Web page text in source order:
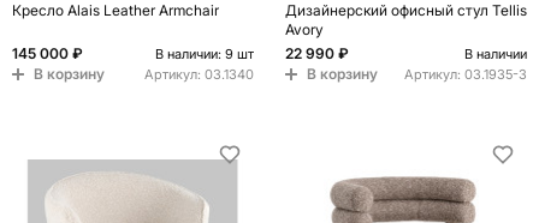
Кресло Alais Leather Armchair
145 000 ₽ В наличии: 9 шт
В корзину Артикул: 03.1340
Дизайнерский офисный стул Tellis
Avory
22 990 ₽
В наличии
В корзину Артикул: 03.1935-3